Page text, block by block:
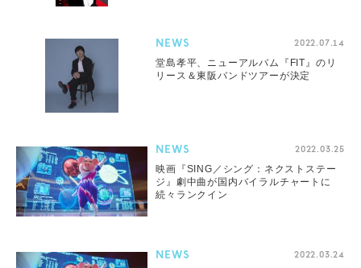
NEWS 2022.07.14
堂島孝平、ニューアルバム『FIT』のリ
リース＆東阪バンドツアーが決定
NEWS 2022.03.25
映画『SING／シング：ネクストステー
ジ』劇中曲が国内バイラルチャートに
続々ランクイン
NEWS 2022.03.24